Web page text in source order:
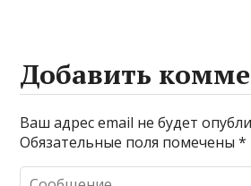
Добавить
Ваш адрес email не будет
Обязательные поля помечены*